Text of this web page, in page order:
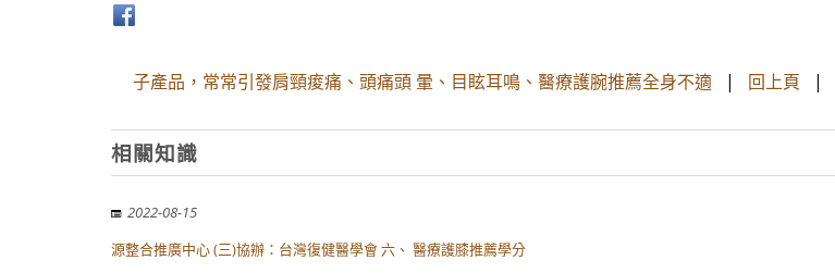
子產品，常常引發肩頸痠痛、頭痛頭 暈、目眩耳鳴、醫療護腕推薦全身不適 | 回上頁 |
相關知識
2022-08-15
源整合推廣中心 (三)協辦：台灣復健醫學會 六、 醫療護膝推薦學分